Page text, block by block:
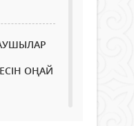
ОҢАЙ